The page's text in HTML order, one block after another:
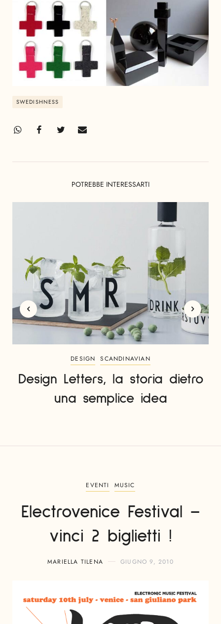
SWEDISHNESS
POTREBBE INTERESSARTI
DESIGN SCANDINAVIAN
Design Letters, la storia dietro
una semplice idea
EVENTI MUSIC
Electrovenice Festival –
vinci 2 biglietti !
MARIELLA TILENA GIUGNO 9, 2010